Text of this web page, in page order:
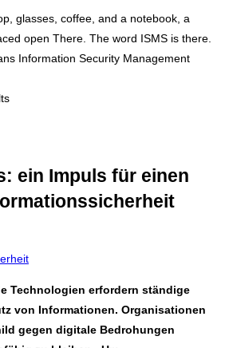
ein Impuls für einen
Technologien erfordern ständige
von Informationen. Organisationen
gegen digitale Bedrohungen